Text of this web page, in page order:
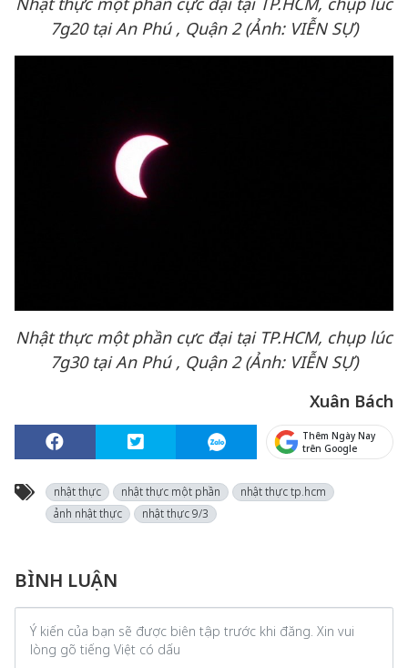
7g20 tại An Phú , Quận 2 (Ảnh: VIỄN SỰ)
Nhật thực một phần cực đại tại TP.HCM, chụp lúc
7g30 tại An Phú , Quận 2 (Ảnh: VIỄN SỰ)
Xuân Bách
Thêm Ngày Nay
trên Google
nhật thực nhật thực một phần
nhật thực tp.hcm
ảnh nhật thực
nhật thực 9/3
BÌNH LUẬN